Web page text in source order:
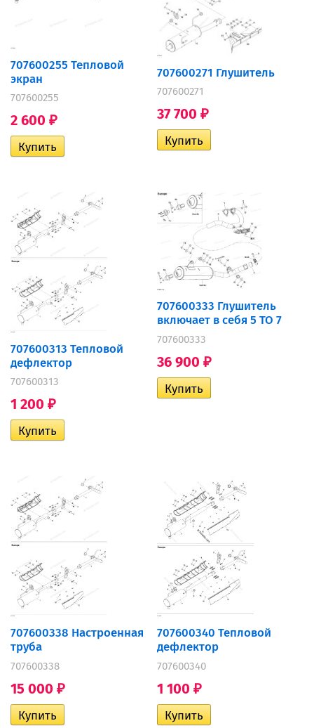
707600255 Тепловой
экран
707600255
2 600 ₽
707600271 Глушитель
707600271
37 700 ₽
707600313 Тепловой
дефлектор
707600313
1 200 ₽
707600333 Глушитель
включает в себя 5 TO 7
707600333
36 900 ₽
707600338 Настроенная
труба
707600338
15 000 ₽
707600340 Тепловой
дефлектор
707600340
1 100 ₽